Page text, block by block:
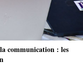
communication : les